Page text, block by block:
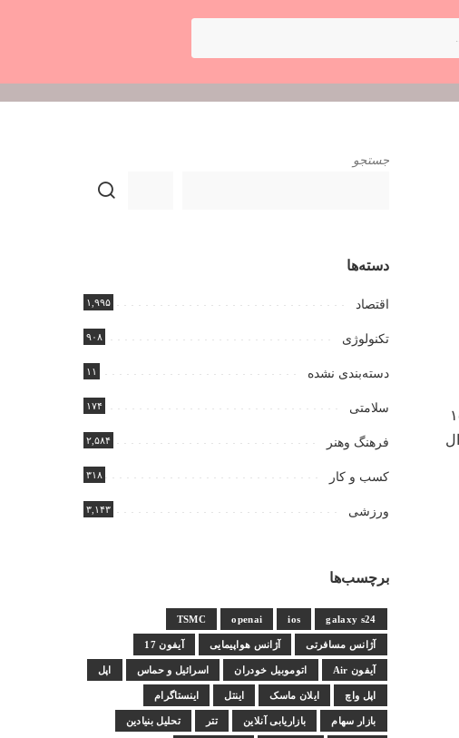
به کوششهای امین طی ۱۴ تا ۱۵
جستجو
دسته‌ها
اقتصاد ۱,۹۹۵
تکنولوژی ۹۰۸
دسته‌بندی نشده ۱۱
سلامتی ۱۷۴
فرهنگ وهنر ۲,۵۸۴
کسب و کار ۳۱۸
ورزشی ۳,۱۴۳
برچسب‌ها
galaxy s24
ios
openai
TSMC
آژانس مسافرتی آژانس هواپیمایی آیفون 17
آیفون Air اتوموبیل خودران اسرائیل و حماس اپل
اپل واچ ایلان ماسک اینتل اینستاگرام
بازار سهام بازاریابی آنلاین تتر تحلیل بنیادین